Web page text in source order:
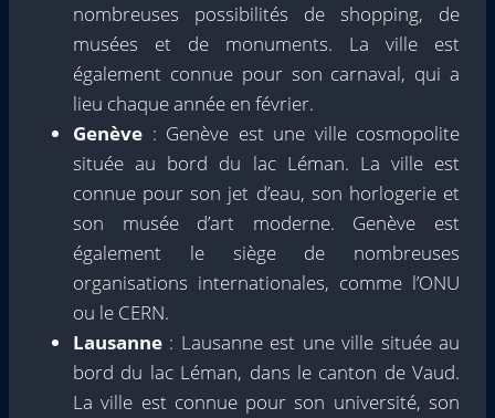
nombreuses possibilités de shopping, de
musées et de monuments. La ville est
également connue pour son carnaval, qui a
lieu chaque année en février.
Genève : Genève est une ville cosmopolite
située au bord du lac Léman. La ville est
connue pour son jet d’eau, son horlogerie et
son musée d’art moderne. Genève est
également le siège de nombreuses
organisations internationales, comme l’ONU
ou le CERN.
Lausanne : Lausanne est une ville située au
bord du lac Léman, dans le canton de Vaud.
La ville est connue pour son université, son